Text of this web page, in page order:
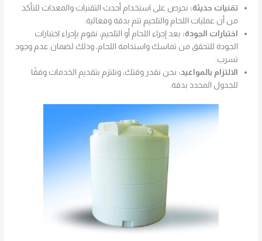
تقنيات حديثة: نحرص على استخدام أحدث التقنيات والمعدات للتأكد
من أن عمليات اللحام والتلحيم تتم بدقة وفعالية.
اختبارات الجودة: بعد إجراء اللحام أو التلحيم، نقوم بإجراء اختبارات
الجودة للتحقق من تماسك واستدامة اللحام، وذلك لضمان عدم وجود
تسرب.
الالتزام بالمواعيد: نحن نقدر وقتك، ونلتزم بتقديم الخدمات وفقًا
للجدول المحدد بدقة.